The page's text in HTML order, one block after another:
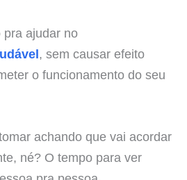
pra ajudar no
, sem causar efeito
o funcionamento do seu
achando que vai acordar
né? O tempo para ver